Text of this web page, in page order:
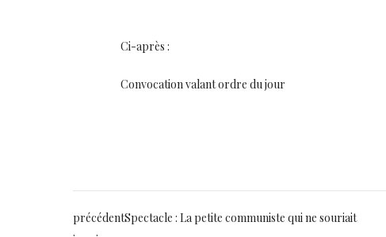
Ci-après :
Convocation valant ordre du jour
précédentSpectacle : La petite communiste qui ne souriait